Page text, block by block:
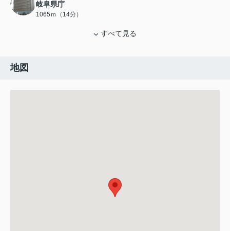
岐阜県庁
1065ｍ（14分）
すべて見る
地図